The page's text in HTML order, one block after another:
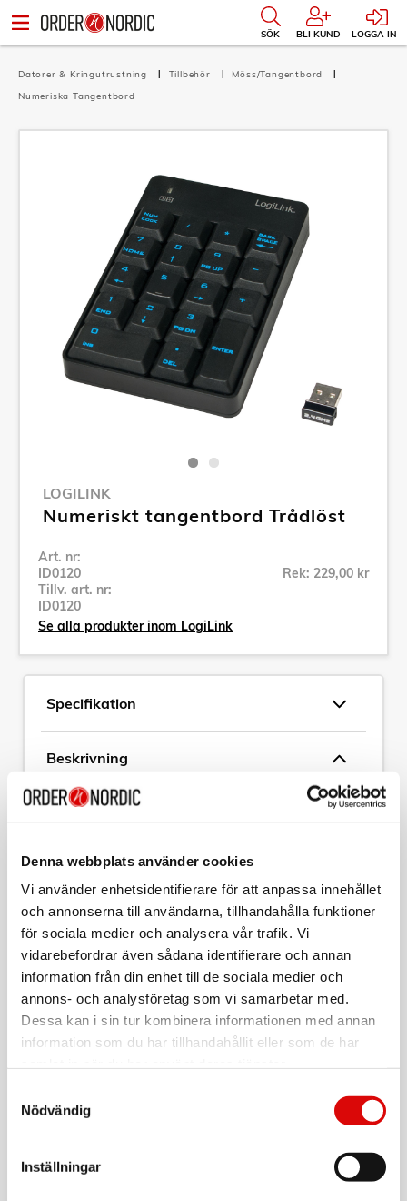
Denna webbplats använder cookies
Vi använder enhetsidentifierare för att anpassa innehållet
och annonserna till användarna, tillhandahålla funktioner
för sociala medier och analysera vår trafik. Vi
vidarebefordrar även sådana identifierare och annan
information från din enhet till de sociala medier och
annons- och analysföretag som vi samarbetar med.
Dessa kan i sin tur kombinera informationen med annan
information som du har tillhandahållit eller som de har
Nödvändig
Inställningar
SÖK BLI KUND LOGGA IN
Datorer & Kringutrustning Tillbehör
Möss/Tangentbord
Numeriska Tangentbord
LOGILINK
Numeriskt tangentbord Trådlöst
Art. nr:
ID0120
Tillv. art. nr:
ID0120
Rek: 229,00 kr
Se alla produkter inom LogiLink
Specifikation
Beskrivning
Art. nr:ID0120
Tillv. art. nr:ID0120
4052792029864
40
Trådlöst numeriskt tangentbord
- Kompakt storlek med 18 tangenter
- 2,4 GHz FSK-teknik
- 34 st tvåvägs RF-kanaler
- Räckvidd: Upp till 10 m
- Batteri: 1x AAA
- RF-bandbredd: 2 MHz
- Mått: 82 x 124 x 22 mm
Saknar du det numeriska tangentbordet på ditt notebook-
Detta numeriska tangentbord är enkelt att ansluta via USB
och låter dig använda siffror och funktioner som ett
Läs mer
Varumärke